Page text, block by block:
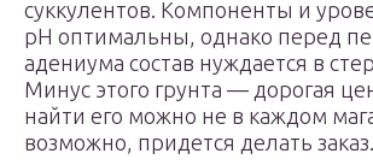
суккулентов. Компоненты и
pH оптимальны, однако перед
адениума состав нуждается в
Минус этого грунта — дорогая
найти его можно не в каждом
возможно, придется делать заказ.